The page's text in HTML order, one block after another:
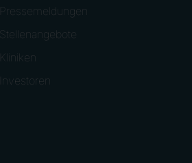
Pressemeldungen
Stellenangebote
Kliniken
Investoren